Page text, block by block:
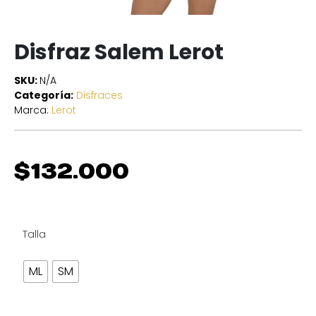
Disfraz Salem Lerot
SKU: N/A
Categoría: Disfraces
Marca: Lerot
$132.000
Talla
ML SM